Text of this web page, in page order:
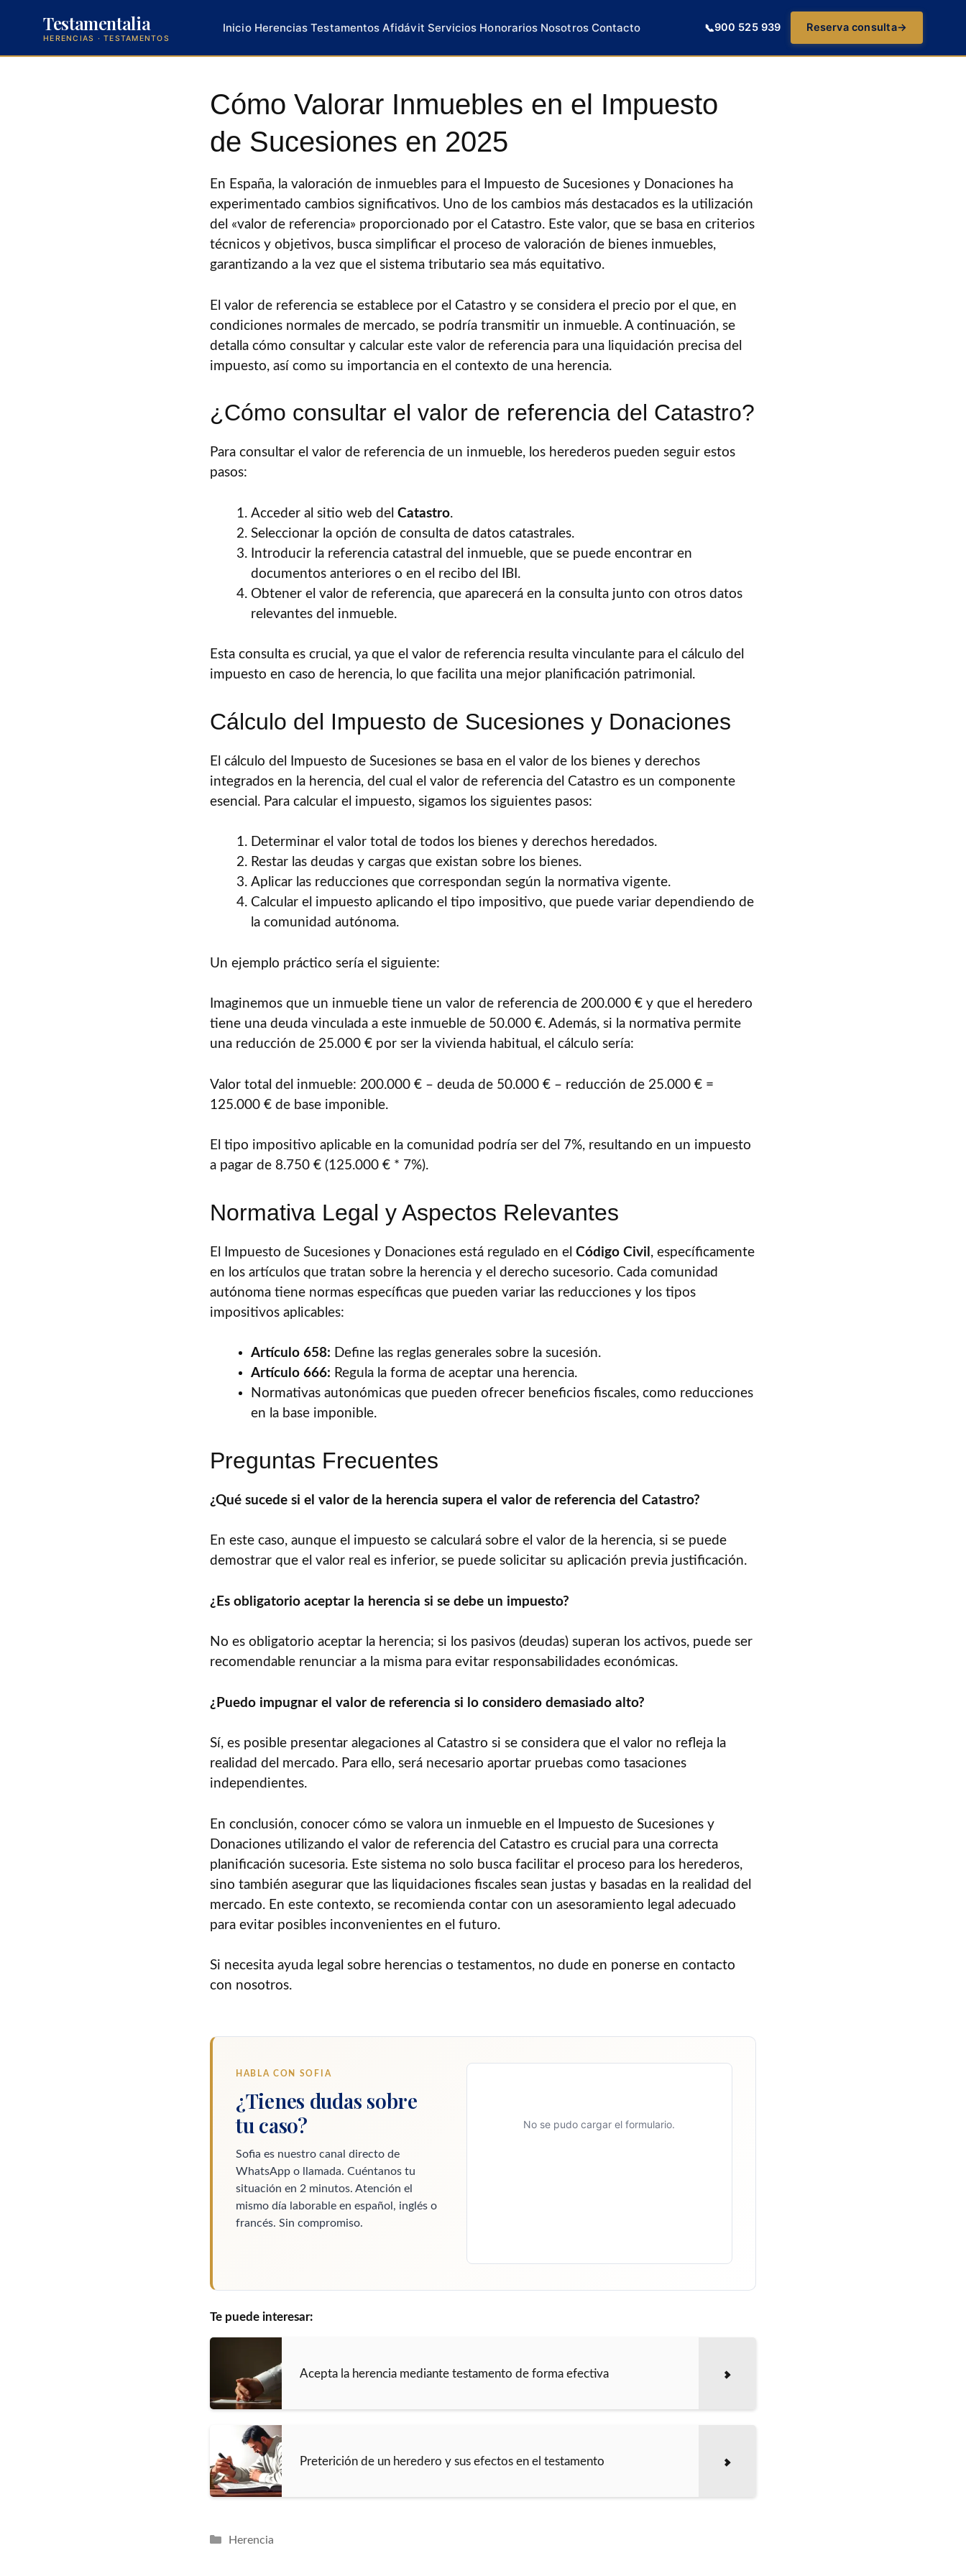
Testamentalia
HERENCIAS · TESTAMENTOS
Inicio Herencias Testamentos Afidávit Servicios Honorarios Nosotros Contacto 📞900 525 939 Reserva consulta→
Cómo Valorar Inmuebles en el Impuesto
de Sucesiones en 2025
En España, la valoración de inmuebles para el Impuesto de Sucesiones y Donaciones ha
experimentado cambios significativos. Uno de los cambios más destacados es la utilización
del «valor de referencia» proporcionado por el Catastro. Este valor, que se basa en criterios
técnicos y objetivos, busca simplificar el proceso de valoración de bienes inmuebles,
garantizando a la vez que el sistema tributario sea más equitativo.
El valor de referencia se establece por el Catastro y se considera el precio por el que, en
condiciones normales de mercado, se podría transmitir un inmueble. A continuación, se
detalla cómo consultar y calcular este valor de referencia para una liquidación precisa del
impuesto, así como su importancia en el contexto de una herencia.
¿Cómo consultar el valor de referencia del Catastro?
Para consultar el valor de referencia de un inmueble, los herederos pueden seguir estos
pasos:
Acceder al sitio web del Catastro.
Seleccionar la opción de consulta de datos catastrales.
Introducir la referencia catastral del inmueble, que se puede encontrar en
documentos anteriores o en el recibo del IBI.
Obtener el valor de referencia, que aparecerá en la consulta junto con otros datos
relevantes del inmueble.
Esta consulta es crucial, ya que el valor de referencia resulta vinculante para el cálculo del
impuesto en caso de herencia, lo que facilita una mejor planificación patrimonial.
Cálculo del Impuesto de Sucesiones y Donaciones
El cálculo del Impuesto de Sucesiones se basa en el valor de los bienes y derechos
integrados en la herencia, del cual el valor de referencia del Catastro es un componente
esencial. Para calcular el impuesto, sigamos los siguientes pasos:
Determinar el valor total de todos los bienes y derechos heredados.
Restar las deudas y cargas que existan sobre los bienes.
Aplicar las reducciones que correspondan según la normativa vigente.
Calcular el impuesto aplicando el tipo impositivo, que puede variar dependiendo de
la comunidad autónoma.
Un ejemplo práctico sería el siguiente:
Imaginemos que un inmueble tiene un valor de referencia de 200.000 € y que el heredero
tiene una deuda vinculada a este inmueble de 50.000 €. Además, si la normativa permite
una reducción de 25.000 € por ser la vivienda habitual, el cálculo sería:
Valor total del inmueble: 200.000 € – deuda de 50.000 € – reducción de 25.000 € =
125.000 € de base imponible.
El tipo impositivo aplicable en la comunidad podría ser del 7%, resultando en un impuesto
a pagar de 8.750 € (125.000 € * 7%).
Normativa Legal y Aspectos Relevantes
El Impuesto de Sucesiones y Donaciones está regulado en el Código Civil , específicamente
en los artículos que tratan sobre la herencia y el derecho sucesorio. Cada comunidad
autónoma tiene normas específicas que pueden variar las reducciones y los tipos
impositivos aplicables:
Artículo 658: Define las reglas generales sobre la sucesión.
Artículo 666: Regula la forma de aceptar una herencia.
Normativas autonómicas que pueden ofrecer beneficios fiscales, como reducciones
en la base imponible.
Preguntas Frecuentes
¿Qué sucede si el valor de la herencia supera el valor de referencia del Catastro?
En este caso, aunque el impuesto se calculará sobre el valor de la herencia, si se puede
demostrar que el valor real es inferior, se puede solicitar su aplicación previa justificación.
¿Es obligatorio aceptar la herencia si se debe un impuesto?
No es obligatorio aceptar la herencia; si los pasivos (deudas) superan los activos, puede ser
recomendable renunciar a la misma para evitar responsabilidades económicas.
¿Puedo impugnar el valor de referencia si lo considero demasiado alto?
Sí, es posible presentar alegaciones al Catastro si se considera que el valor no refleja la
realidad del mercado. Para ello, será necesario aportar pruebas como tasaciones
independientes.
En conclusión, conocer cómo se valora un inmueble en el Impuesto de Sucesiones y
Donaciones utilizando el valor de referencia del Catastro es crucial para una correcta
planificación sucesoria. Este sistema no solo busca facilitar el proceso para los herederos,
sino también asegurar que las liquidaciones fiscales sean justas y basadas en la realidad del
mercado. En este contexto, se recomienda contar con un asesoramiento legal adecuado
para evitar posibles inconvenientes en el futuro.
Si necesita ayuda legal sobre herencias o testamentos, no dude en ponerse en contacto
con nosotros.
HABLA CON SOFIA
¿Tienes dudas sobre
tu caso?
Sofia es nuestro canal directo de
WhatsApp o llamada. Cuéntanos tu
situación en 2 minutos. Atención el
mismo día laborable en español, inglés o
francés. Sin compromiso.
No se pudo cargar el formulario.
Te puede interesar:
Acepta la herencia mediante testamento de forma efectiva
Preterición de un heredero y sus efectos en el testamento
Categorías
Herencia